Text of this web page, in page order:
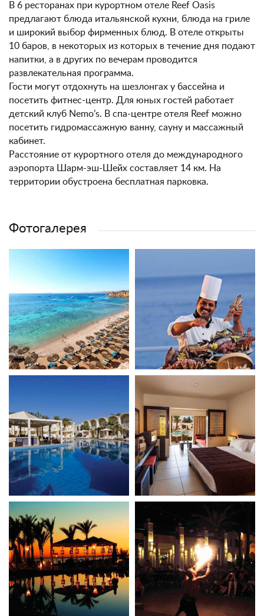
В 6 ресторанах при курортном отеле Reef Oasis
предлагают блюда итальянской кухни, блюда на гриле
и широкий выбор фирменных блюд. В отеле открыты
10 баров, в некоторых из которых в течение дня подают
напитки, а в других по вечерам проводится
развлекательная программа.
Гости могут отдохнуть на шезлонгах у бассейна и
посетить фитнес-центр. Для юных гостей работает
детский клуб Nemo’s. В спа-центре отеля Reef можно
посетить гидромассажную ванну, сауну и массажный
кабинет.
Расстояние от курортного отеля до международного
аэропорта Шарм-эш-Шейх составляет 14 км. На
территории обустроена бесплатная парковка.
Фотогалерея